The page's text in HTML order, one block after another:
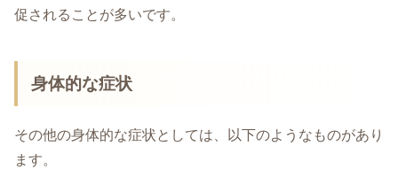
促されることが多いです。
身体的な症状
その他の身体的な症状としては、以下のようなものがあり
ます。